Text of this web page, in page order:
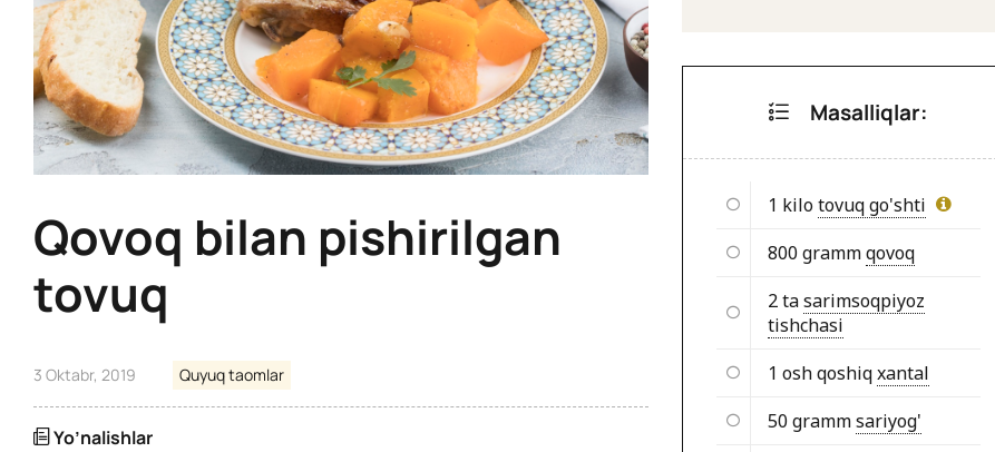
Qovoq bilan pishirilgan
tovuq
3 Oktabr, 2019 Quyuq taomlar
Yo’nalishlar
Masalliqlar:
1 kilotovuq go'shti
800 grammqovoq
2 tasarimsoqpiyoz
tishchasi
1 osh qoshiqxantal
50 grammsariyog'